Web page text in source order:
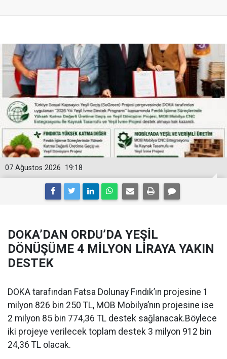
19:18
07 Ağustos 2026
DOKA’DAN ORDU’DA YEŞİL
DÖNÜŞÜME 4 MİLYON LİRAYA YAKIN
DESTEK
DOKA tarafından Fatsa Dolunay Fındık’ın projesine 1
milyon 826 bin 250 TL, MOB Mobilya’nın projesine ise
2 milyon 85 bin 774,36 TL destek sağlanacak.Böylece
iki projeye verilecek toplam destek 3 milyon 912 bin
24,36 TL olacak.